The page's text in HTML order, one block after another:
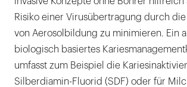
Risiko einer Virusübertragung durch
von Aerosolbildung zu minimieren. Ein
biologisch basiertes
umfasst zum Beispiel die
Silberdiamin-Fluorid (SDF) oder für